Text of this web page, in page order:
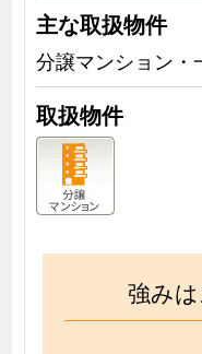
主な取扱物件
分譲マンション・
取扱物件
強み